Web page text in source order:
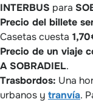
INTERBUS para
Precio del billete
Casetas cuesta
Precio de un viaje
A SOBRADIEL.
Trasbordos: Una
urbanos y tranvía.